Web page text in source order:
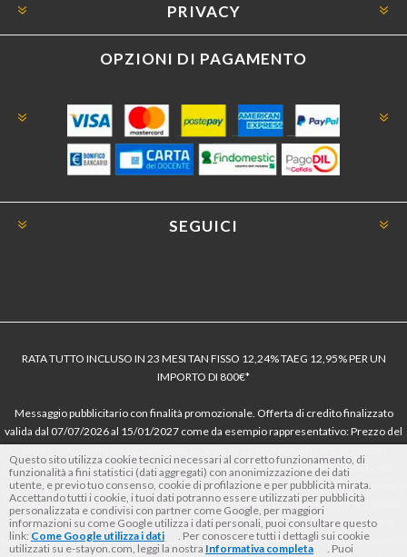
PRIVACY
OPZIONI DI PAGAMENTO
SEGUICI
RATA TUTTO INCLUSO IN 23 MESI TAN FISSO 12,24% TAEG 12,95% PER UN
IMPORTO DI 800€*
Messaggio pubblicitario con finalità promozionale. Offerta di credito finalizzato
valida dal 07/07/2026 al 15/01/2027 come da esempio rappresentativo: Prezzo del
bene € 800, Tan fisso 12,24% Taeg 12,95%, in 23 rate da € 40 costi accessori
dell’offerta azzerati. Importo totale del credito € 800. Importo totale dovuto dal
Consumatore € 920. Decorrenza media della prima rata a 90 giorni. Al fine di gestire
le tue spese in modo responsabile e di conoscere eventuali altre offerte disponibili,
Findomestic ti ricorda, prima di sottoscrivere il contratto, di prendere visione di
tutte le condizioni economiche e contrattuali, facendo riferimento alle Informazioni
Questo sito utilizza cookie tecnici necessari al corretto funzionamento, di
funzionalità a fini statistici (dati aggregati) con anonimizzazione dei dati
utente, e previo tuo consenso, cookie di profilazione e per pubblicità mirata.
Accettando tutti i cookie, i tuoi dati potranno essere utilizzati per pubblicità
personalizzata e condivisi con partner come Google, per maggiori
informazioni su come Google utilizza i dati personali, puoi consultare questo
link: Come Google utilizza i dati
. Per conoscere tutti i dettagli sui cookie
utilizzati su e-stayon.com, leggi la nostra Informativa completa
. Puoi